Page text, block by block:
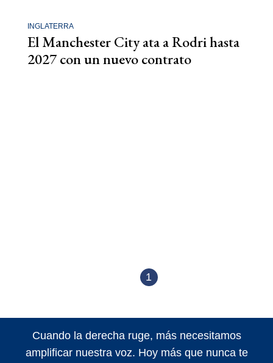
INGLATERRA
El Manchester City ata a Rodri hasta
2027 con un nuevo contrato
1
Cuando la derecha ruge, más necesitamos
amplificar nuestra voz. Hoy más que nunca te